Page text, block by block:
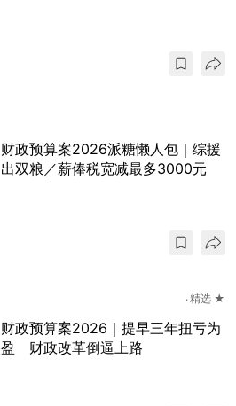
财政预算案2026派糖懒人包｜综援
出双粮／薪俸税宽减最多3000元
精选 ★
财政预算案2026｜提早三年扭亏为
盈 财政改革倒逼上路